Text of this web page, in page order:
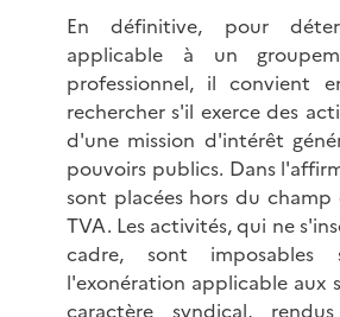
En définitive, pour
applicable à un
professionnel, il convient
rechercher s'il exerce des
d'une mission d'intérêt
pouvoirs publics. Dans
sont placées hors du
TVA. Les activités, qui ne
cadre, sont imposables
l'exonération applicable aux
caractère syndical,